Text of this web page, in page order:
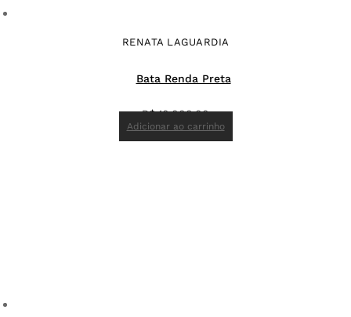
RENATA LAGUARDIA
Bata Renda Preta
R$10.000,00
Adicionar ao carrinho